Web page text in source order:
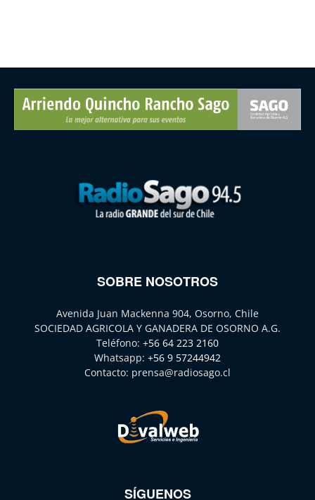
SOBRE NOSOTROS
Avenida Juan Mackenna 904, Osorno, Chile
SOCIEDAD AGRICOLA Y GANADERA DE OSORNO A.G.
Teléfono: +56 64 223 2160
Whatsapp: +56 9 57244942
Contacto: prensa@radiosago.cl
SÍGUENOS